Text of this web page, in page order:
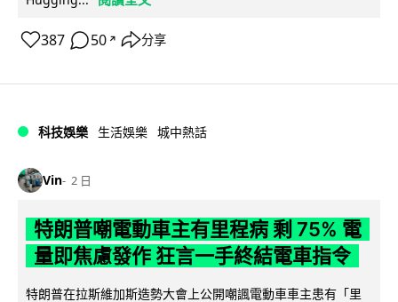
387 50 ↗ 分享
科技娛樂 生活娛樂 城中熱話
Vin 2 日
特朗普嘲電動車主有里程病 剩 75% 電
量即焦慮發作 狂言一手終結電車指令
特朗普在拉斯維加斯造勢大會上公開嘲諷電動車車主患有「里